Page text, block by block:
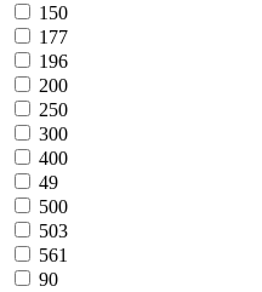
150
177
196
200
250
300
400
49
500
503
561
90